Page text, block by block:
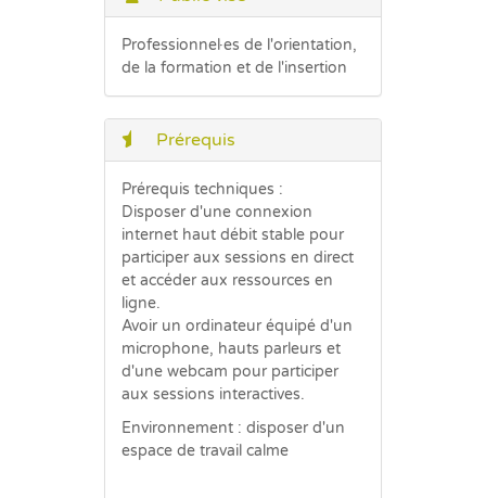
Professionnel·es de l'orientation,
de la formation et de l'insertion
Prérequis
Prérequis techniques :
Disposer d'une connexion
internet haut débit stable pour
participer aux sessions en direct
et accéder aux ressources en
ligne.
Avoir un ordinateur équipé d'un
microphone, hauts parleurs et
d'une webcam pour participer
aux sessions interactives.
Environnement : disposer d'un
espace de travail calme